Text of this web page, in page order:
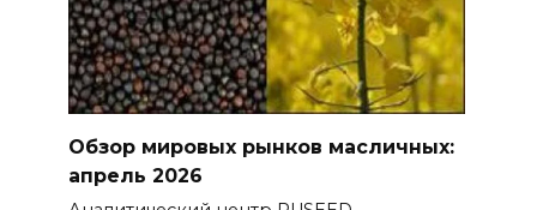
Обзор мировых рынков масличных:
апрель 2026